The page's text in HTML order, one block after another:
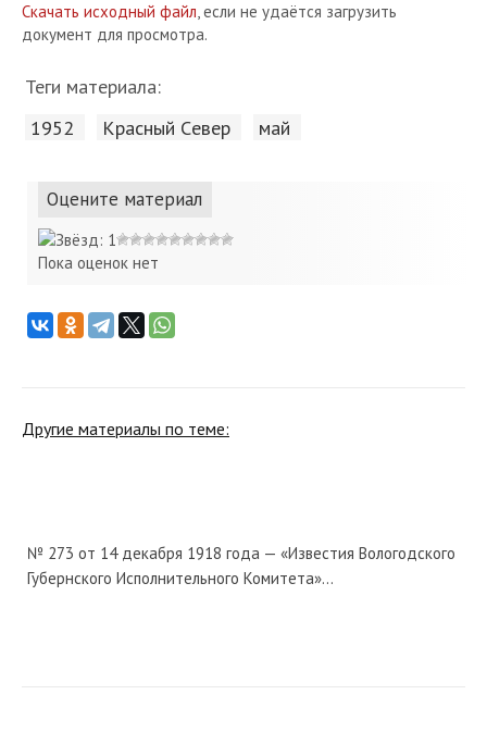
Скачать исходный файл, если не удаётся загрузить
документ для просмотра.
Теги материала:
1952 Красный Cевер май
Оцените материал
Пока оценок нет
Другие материалы по теме:
№ 273 от 14 декабря 1918 года — «Известия Вологодского
Губернского Исполнительного Комитета»...